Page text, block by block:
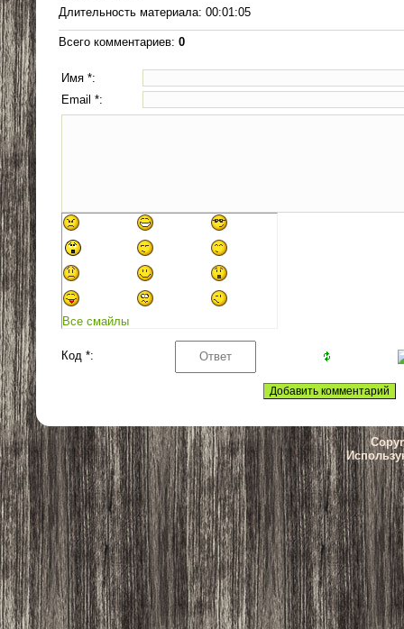
Длительность материала: 00:01:05
Всего комментариев: 0
Имя *:
Email *:
Все смайлы
Код *: